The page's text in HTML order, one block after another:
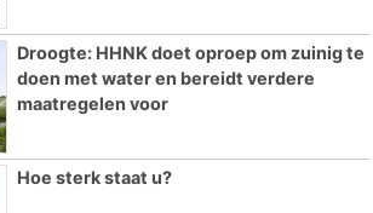
Droogte: HHNK doet oproep om zuinig te
doen met water en bereidt verdere
maatregelen voor
Hoe sterk staat u?